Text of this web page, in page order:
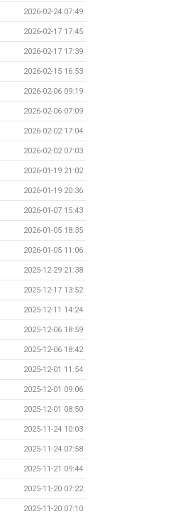
2026-02-24 07:49
2026-02-17 17:45
2026-02-17 17:39
2026-02-15 16:53
2026-02-06 09:19
2026-02-06 07:09
2026-02-02 17:04
2026-02-02 07:03
2026-01-19 21:02
2026-01-19 20:36
2026-01-07 15:43
2026-01-05 18:35
2026-01-05 11:06
2025-12-29 21:38
2025-12-17 13:52
2025-12-11 14:24
2025-12-06 18:59
2025-12-06 18:42
2025-12-01 11:54
2025-12-01 09:06
2025-12-01 08:50
2025-11-24 10:03
2025-11-24 07:58
2025-11-21 09:44
2025-11-20 07:22
2025-11-20 07:10